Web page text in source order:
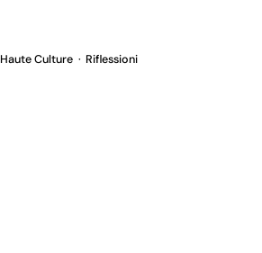
Haute Culture Riflessioni